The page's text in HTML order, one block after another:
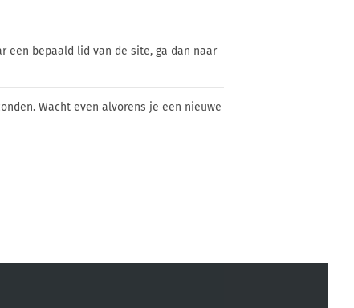
een bepaald lid van de site, ga dan naar
Wacht even alvorens je een nieuwe